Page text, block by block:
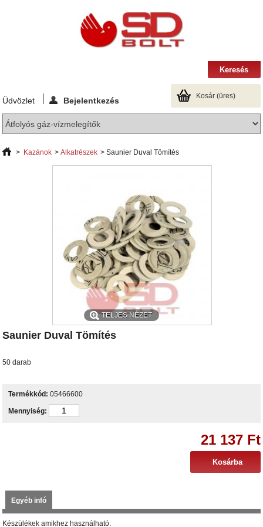
Kosár (üres)
Üdvözlet Bejelentkezés
> Kazánok > Alkatrészek > Saunier Duval Tömítés
TELJES NÉZET
Saunier Duval Tömítés
50 darab
Termékkód: 05466600
Mennyiség:
21 137 Ft
Egyéb infó
Készülékek amikhez használható: